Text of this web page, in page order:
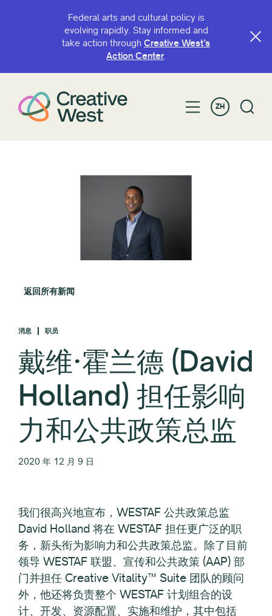
Federal arts and cultural policy is
evolving rapidly. Stay informed and
take action through Creative West’s
Action Center.
ZH
返回所有新闻
消息 职员
戴维·霍兰德 (David
Holland) 担任影响
力和公共政策总监
2020 年 12 月 9 日
我们很高兴地宣布，WESTAF 公共政策总监
David Holland 将在 WESTAF 担任更广泛的职
务，新头衔为影响力和公共政策总监。除了目前
领导 WESTAF 联盟、宣传和公共政策 (AAP) 部
门并担任 Creative Vitality™ Suite 团队的顾问
外，他还将负责整个 WESTAF 计划组合的设
计、开发、资源配置、实施和维护，其中包括